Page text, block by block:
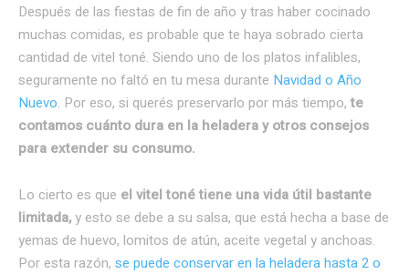
Después de las fiestas de fin de año y tras haber cocinado
muchas comidas, es probable que te haya sobrado cierta
cantidad de vitel toné. Siendo uno de los platos infalibles,
seguramente no faltó en tu mesa durante Navidad o Año
Nuevo. Por eso, si querés preservarlo por más tiempo,te
contamos cuánto dura en la heladera y otros consejos
para extender su consumo.
Lo cierto es que el vitel toné tiene una vida útil bastante
limitada,y esto se debe a su salsa, que está hecha a base de
yemas de huevo, lomitos de atún, aceite vegetal y anchoas.
Por esta razón, se puede conservar en la heladera hasta 2 o